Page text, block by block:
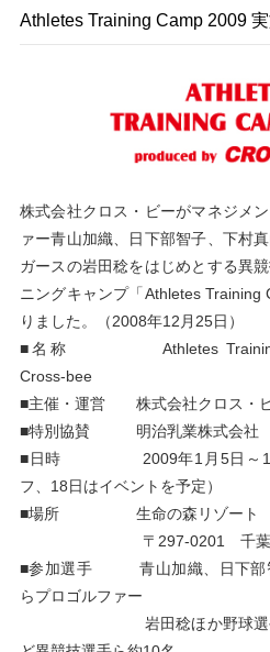
Athletes Training Camp 2009
株式会社クロス・ビーがマネジメ
ァー青山加織、日下部智子、下村
ガースの岩田稔をはじめとする異
ニングキャンプ「Athletes Training
りました。（2008年12月25日）
■名称 Athletes Training
Cross-bee
■主催・運営 株式会社クロス・
■特別協賛 明治乳業株式会社
■日時 2009年1月5日～1月
フ、18日はイベントを予定）
■場所 生命の森リゾート 日
〒297-0201 千葉県長
■参加選手 青山加織、日下部智
らプロゴルファー
岩田稔ほか野球選手数名